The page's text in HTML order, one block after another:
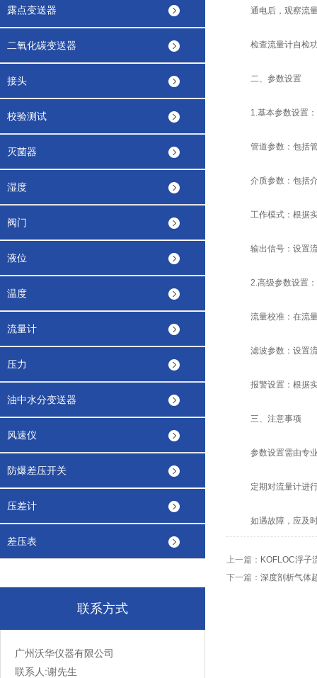
露点变送器
二氧化碳变送器
接头
校验测试
灭菌器
湿度
阀门
液位
温度
流量计
压力
油中水分变送器
风速仪
防爆差压开关
压差计
差压表
联系方式
广州沃华仪器有限公司
联系人:谢先生
通电后，观察流量
检查流量计自检功
二、参数设置
1.基本参数设置：
管道参数：包括管
介质参数：包括介
工作模式：根据实
输出信号：设置流
2.高级参数设置：
流量校准：在流量
滤波参数：设置流
报警设置：根据实
三、注意事项
参数设置需由专业
定期对流量计进行
如遇故障，应及时
上一篇： KOFLOC浮子
下一篇： 深度剖析气体